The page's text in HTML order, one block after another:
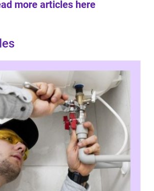
more articles here